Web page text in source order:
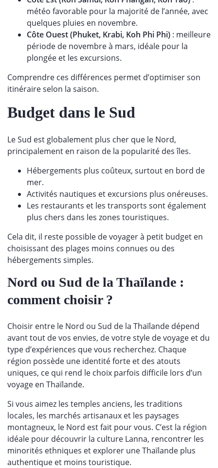
météo favorable pour la majorité de l’année, avec
quelques pluies en novembre.
Côte Ouest (Phuket, Krabi, Koh Phi Phi) : meilleure
période de novembre à mars, idéale pour la
plongée et les excursions.
Comprendre ces différences permet d’optimiser son
itinéraire selon la saison.
Budget dans le Sud
Le Sud est globalement plus cher que le Nord,
principalement en raison de la popularité des îles.
Hébergements plus coûteux, surtout en bord de
mer.
Activités nautiques et excursions plus onéreuses.
Les restaurants et les transports sont également
plus chers dans les zones touristiques.
Cela dit, il reste possible de voyager à petit budget en
choisissant des plages moins connues ou des
hébergements simples.
Nord ou Sud de la Thaïlande :
comment choisir ?
Choisir entre le Nord ou Sud de la Thaïlande dépend
avant tout de vos envies, de votre style de voyage et du
type d’expériences que vous recherchez. Chaque
région possède une identité forte et des atouts
uniques, ce qui rend le choix parfois difficile lors d’un
voyage en Thaïlande.
Si vous aimez les temples anciens, les traditions
locales, les marchés artisanaux et les paysages
montagneux, le Nord est fait pour vous. C’est la région
idéale pour découvrir la culture Lanna, rencontrer les
minorités ethniques et explorer une Thaïlande plus
authentique et moins touristique.